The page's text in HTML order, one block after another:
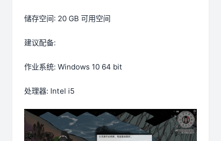
储存空间: 20 GB 可用空间
建议配备:
作业系统: Windows 10 64 bit
处理器: Intel i5